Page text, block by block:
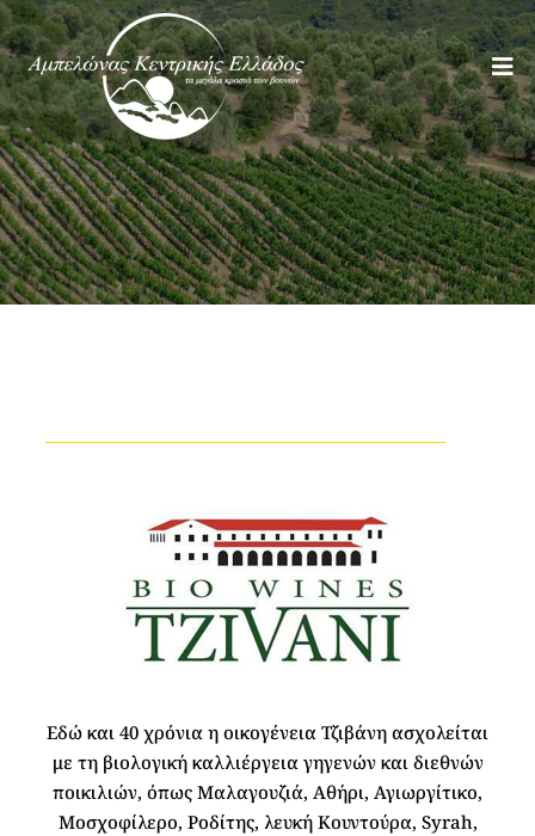
Εδώ και 40 χρόνια η οικογένεια Τζιβάνη ασχολείται
με τη βιολογική καλλιέργεια γηγενών και διεθνών
ποικιλιών, όπως Μαλαγουζιά, Αθήρι, Αγιωργίτικο,
Μοσχοφίλερο, Ροδίτης, λευκή Κουντούρα, Syrah,